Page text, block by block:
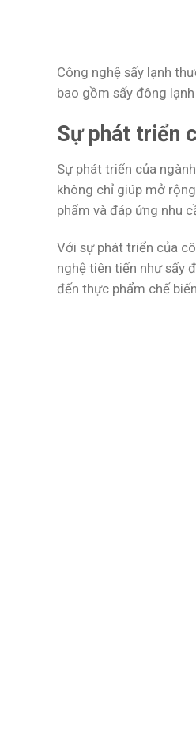
Công nghệ sấy lạnh
bao gồm sấy đông
Sự phát triển
Sự phát triển của
không chỉ giúp mở
phẩm và đáp ứng nhu
Với sự phát triển của
nghệ tiên tiến như sấy
đến thực phẩm chế